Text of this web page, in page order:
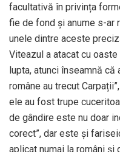
facultativă în privința
fie de fond și anume s-ar
unele dintre aceste
Viteazul a atacat cu
lupta, atunci înseamnă că
române au trecut
ele au fost trupe
de gândire este nu doar
corect”, dar este și
aplicat numai la români și